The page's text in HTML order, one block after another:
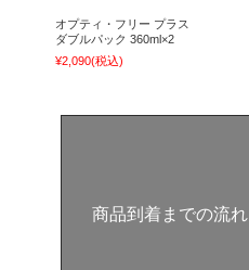
オプティ・フリー プラス
ダブルパック 360ml×2
¥2,090(税込)
商品到着までの流れ